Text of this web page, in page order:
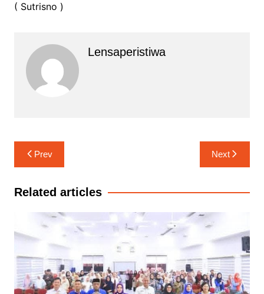
( Sutrisno )
Lensaperistiwa
Navigasi
pos
Prev Next
Related articles